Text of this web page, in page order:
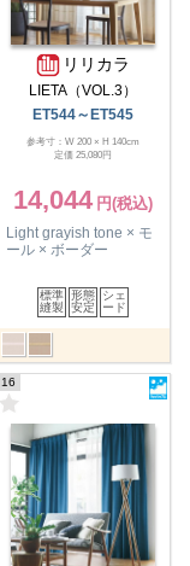
リリカラ
LIETA（VOL.3）
ET544～ET545
参考寸：W 200 × H 140cm
定価 25,080円
14,044
Light grayish tone × モ
ール × ボーダー
標準
縫製
形態
安定
シェ
ード
16